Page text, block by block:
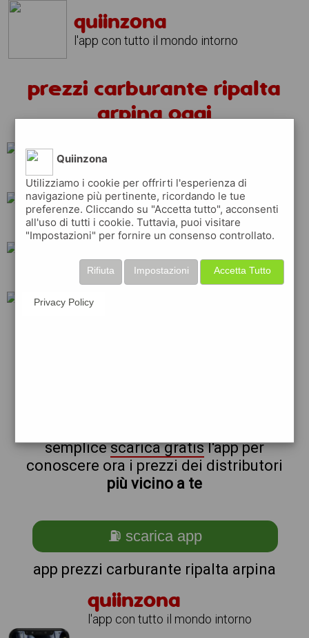
quiinzona
l'app con tutto il mondo intorno
prezzi carburante ripalta
arpina oggi
total
q8 ip erg
repsol
semplicescarica gratisl'app per
conoscere ora i prezzi dei distributori
più vicino a te
⛽ scarica app
app prezzi carburante ripalta arpina
quiinzona
l'app con tutto il mondo intorno
Quiinzona
Utilizziamo i cookie per offrirti l'esperienza di
navigazione più pertinente, ricordando le tue
preferenze. Cliccando su "Accetta tutto", acconsenti
all'uso di tutti i cookie. Tuttavia, puoi visitare
"Impostazioni" per fornire un consenso controllato.
Accetta Tutto
Impostazioni
Rifiuta
Privacy Policy